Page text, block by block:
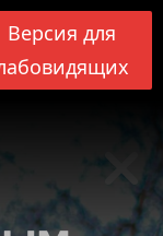
Версия для